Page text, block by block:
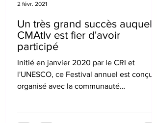
Un très grand succès auquel
CMAtlv est fier d'avoir
participé
Initié en janvier 2020 par le CRI et
l'UNESCO, ce Festival annuel est conçu
organisé avec la communauté
2 févr. 2021